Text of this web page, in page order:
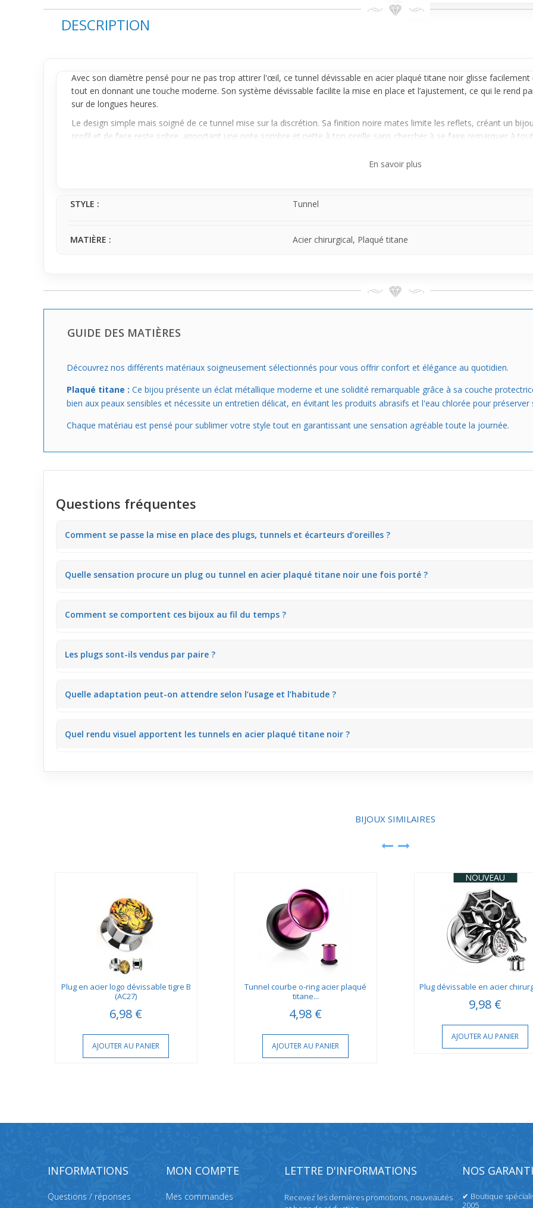
DESCRIPTION
Avec son diamètre pensé pour ne pas trop attirer l'œil, ce tunnel dévissable en acier plaquétitane noir glisse facilement
tout en donnant une touche moderne. Son système dévissable facilite la mise en place et l’ajustement, ce qui le rend
sur de longues heures.
Le design simple mais soigné de ce tunnel mise sur la discrétion. Sa finition noire mates limite les reflets, créant un
profil et de face reste sobre, apportant une note sombre et nette à ton oreille sans chercher à se faire remarquer à tout
précisément ton port sans forcer le style. Parfait pour ceux qui cherchent un bijou confortable, simple à porter au
En savoir plus
STYLE : Tunnel
MATIÈRE : Acier chirurgical, Plaqué titane
GUIDE DES MATIÈRES
Découvrez nos différents matériaux soigneusement sélectionnés pour vous offrir confort et élégance au quotidien.
Plaqué titane : Ce bijou présente un éclat métallique moderne et une solidité remarquable grâce à sa couche
bien aux peaux sensibles et nécessite un entretien délicat, en évitant les produits abrasifs et l'eau chlorée pour
Chaque matériau est pensé pour sublimer votre style tout en garantissant une sensation agréable toute la journée.
Questions fréquentes
Comment se passe la mise en place des plugs, tunnels et écarteurs d’oreilles ?
l’enfilage et le retrait.
Quelle sensation procure un plug ou tunnel en acier plaqué titane noir une fois porté ?
durée.
Comment se comportent ces bijoux au fil du temps ?
restant stables dans le lobe.
Les plugs sont-ils vendus par paire ?
Quelle adaptation peut-on attendre selon l’usage et l’habitude ?
routine.
Quel rendu visuel apportent les tunnels en acier plaqué titane noir ?
excessivement le regard.
BIJOUX SIMILAIRES
Plug en acier logo dévissable tigre B
(AC27)
6,98 €
AJOUTER AU PANIER
Tunnel courbe o-ring acier plaqué
titane...
4,98 €
AJOUTER AU PANIER
NOUVEAU
Plug dévissable en acier
9,98 €
AJOUTER AU PANIER
INFORMATIONS
Questions / réponses
MON COMPTE
Mes commandes
LETTRE D'INFORMATIONS
Recevez les dernières promotions, nouveautés
NOS
✔ Boutique
2005